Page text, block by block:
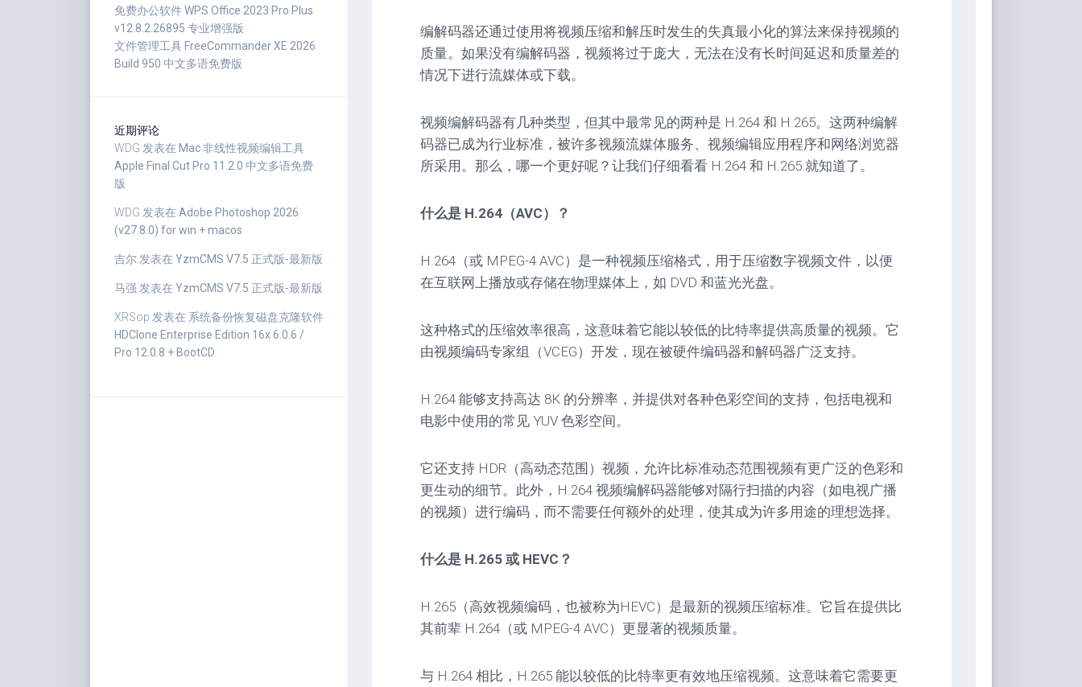
免费办公软件 WPS Office 2023 Pro Plus
v12.8.2.26895 专业增强版
文件管理工具 FreeCommander XE 2026
Build 950 中文多语免费版
近期评论
WDG 发表在 Mac 非线性视频编辑工具
Apple Final Cut Pro 11.2.0 中文多语免费
版
WDG 发表在 Adobe Photoshop 2026
(v27.8.0) for win + macos
吉尔 发表在 YzmCMS V7.5 正式版-最新版
马强 发表在 YzmCMS V7.5 正式版-最新版
XRSop 发表在 系统备份恢复磁盘克隆软件
HDClone Enterprise Edition 16x 6.0.6 /
Pro 12.0.8 + BootCD
络
工
具
编解码器还通过使用将视频压缩和解压时发生的失真最小化的算法来保持视频的
质量。如果没有编解码器，视频将过于庞大，无法在没有长时间延迟和质量差的
情况下进行流媒体或下载。
视频编解码器有几种类型，但其中最常见的两种是 H.264 和 H.265。这两种编解
码器已成为行业标准，被许多视频流媒体服务、视频编辑应用程序和网络浏览器
所采用。那么，哪一个更好呢？让我们仔细看看 H.264 和 H.265 就知道了。
什么是 H.264（AVC）？
H.264（或 MPEG-4 AVC）是一种视频压缩格式，用于压缩数字视频文件，以便
在互联网上播放或存储在物理媒体上，如 DVD 和蓝光光盘。
这种格式的压缩效率很高，这意味着它能以较低的比特率提供高质量的视频。它
由视频编码专家组（VCEG）开发，现在被硬件编码器和解码器广泛支持。
H.264 能够支持高达 8K 的分辨率，并提供对各种色彩空间的支持，包括电视和
电影中使用的常见 YUV 色彩空间。
它还支持 HDR（高动态范围）视频，允许比标准动态范围视频有更广泛的色彩和
更生动的细节。此外，H.264 视频编解码器能够对隔行扫描的内容（如电视广播
的视频）进行编码，而不需要任何额外的处理，使其成为许多用途的理想选择。
什么是 H.265 或 HEVC？
H.265（高效视频编码，也被称为HEVC）是最新的视频压缩标准。它旨在提供比
其前辈 H.264（或 MPEG-4 AVC）更显著的视频质量。
与 H.264 相比，H.265 能以较低的比特率更有效地压缩视频。这意味着它需要更